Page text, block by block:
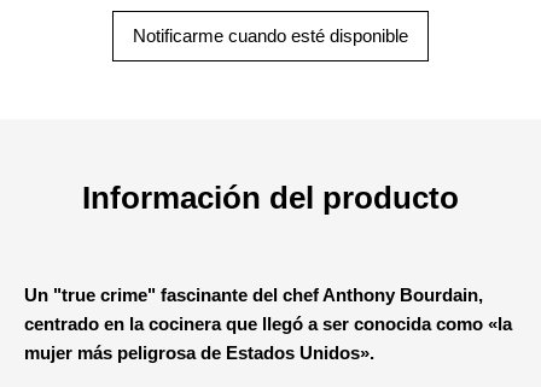
Notificarme cuando esté disponible
Información del producto
Un "true crime" fascinante del chef Anthony Bourdain,
centrado en la cocinera que llegó a ser conocida como «la
mujer más peligrosa de Estados Unidos».